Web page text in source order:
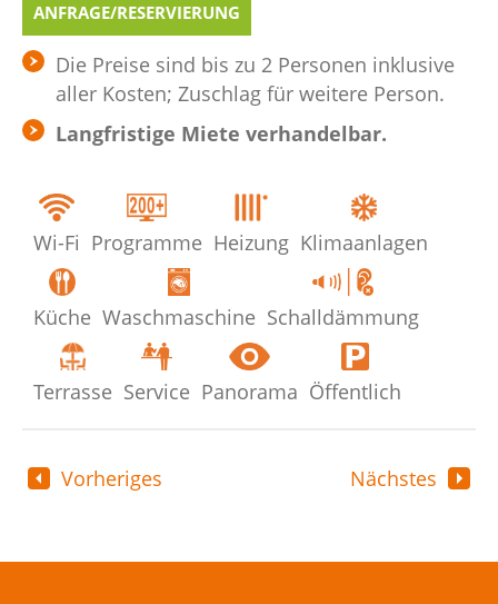
ANFRAGE/RESERVIERUNG
Die Preise sind bis zu 2 Personen inklusive
aller Kosten; Zuschlag für weitere Person.
Langfristige Miete verhandelbar.
Wi-Fi Programme Heizung Klimaanlagen
Küche Waschmaschine Schalldämmung
Terrasse Service Panorama Öffentlich
Vorheriges Nächstes